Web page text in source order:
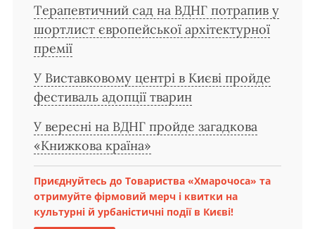
Терапевтичний сад на ВДНГ потрапив у
шортлист європейської архітектурної
премії
У Виставковому центрі в Києві пройде
фестиваль адопції тварин
У вересні на ВДНГ пройде загадкова
«Книжкова країна»
Приєднуйтесь до Товариства «Хмарочоса» та
отримуйте фірмовий мерч і квитки на
культурні й урбаністичні події в Києві!